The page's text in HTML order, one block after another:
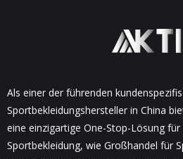
Als einer der führenden
Sportbekleidungshersteller in China
eine einzigartige One-Stop-Lösung
Sportbekleidung, wie Großhandel für